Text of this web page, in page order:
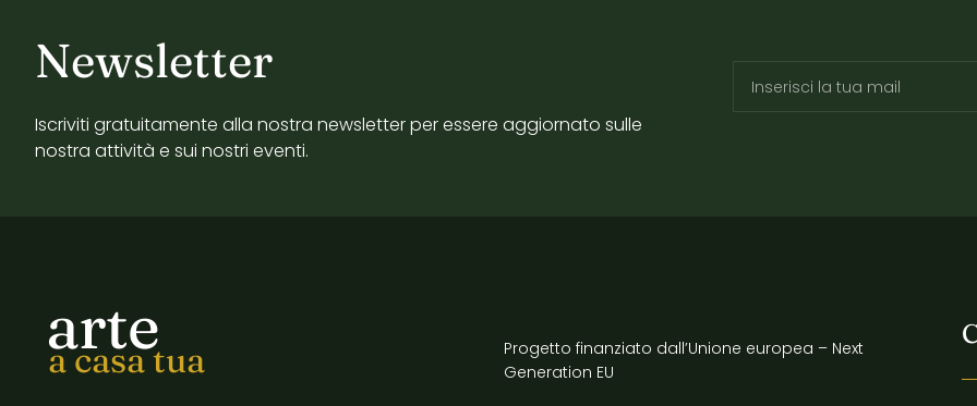
Newsletter
Iscriviti gratuitamente alla nostra newsletter per essere aggiornato sulle
nostra attività e sui nostri eventi.
arte
a casa tua
Progetto finanziato dall’Unione europea – Next
Generation EU